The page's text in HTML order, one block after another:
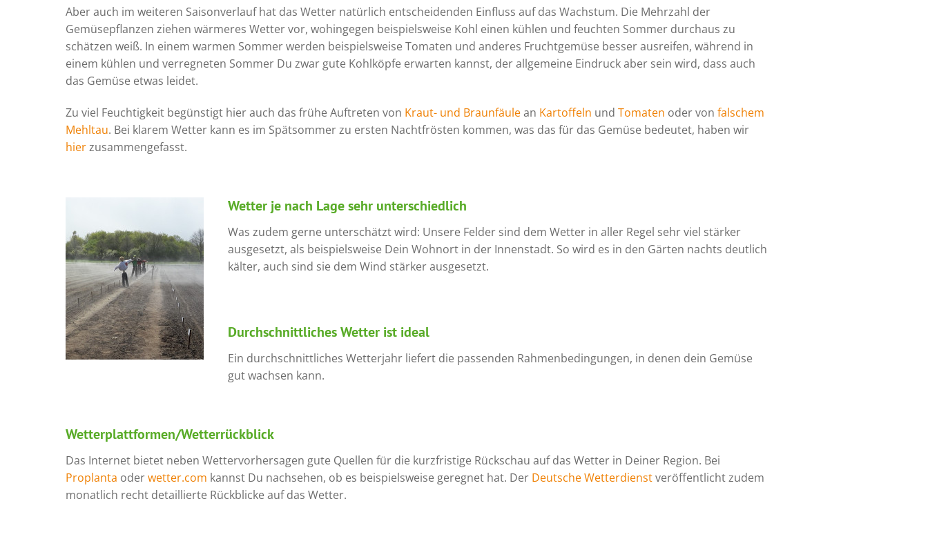
Aber auch im weiteren Saisonverlauf hat das Wetter natürlich entscheidenden Einfluss auf das Wachstum. Die Mehrzahl der
Gemüsepflanzen ziehen wärmeres Wetter vor, wohingegen beispielsweise Kohl einen kühlen und feuchten Sommer durchaus zu
schätzen weiß. In einem warmen Sommer werden beispielsweise Tomaten und anderes Fruchtgemüse besser ausreifen, während in
einem kühlen und verregneten Sommer Du zwar gute Kohlköpfe erwarten kannst, der allgemeine Eindruck aber sein wird, dass auch
das Gemüse etwas leidet.
Zu viel Feuchtigkeit begünstigt hier auch das frühe Auftreten von Kraut- und Braunfäulean Kartoffeln und Tomaten oder von falschem
Mehltau. Bei klarem Wetter kann es im Spätsommer zu ersten Nachtfrösten kommen, was das für das Gemüse bedeutet, haben wir
hierzusammengefasst.
Wetter je nach Lage sehr unterschiedlich
Was zudem gerne unterschätzt wird: Unsere Felder sind dem Wetter in aller Regel sehr viel stärker
ausgesetzt, als beispielsweise Dein Wohnort in der Innenstadt. So wird es in den Gärten nachts deutlich
kälter, auch sind sie dem Wind stärker ausgesetzt.
Durchschnittliches Wetter ist ideal
Ein durchschnittliches Wetterjahr liefert die passenden Rahmenbedingungen, in denen dein Gemüse
gut wachsen kann.
Wetterplattformen/Wetterrückblick
Das Internet bietet neben Wettervorhersagen gute Quellen für die kurzfristige Rückschau auf das Wetter in Deiner Region. Bei
Proplanta oderwetter.com kannst Du nachsehen, ob es beispielsweise geregnet hat. Der Deutsche Wetterdienstveröffentlicht zudem
monatlich recht detaillierte Rückblicke auf das Wetter.